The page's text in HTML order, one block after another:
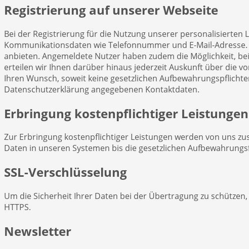
Registrierung auf unserer Webseite
Bei der Registrierung für die Nutzung unserer personalisierten
Kommunikationsdaten wie Telefonnummer und E-Mail-
anbieten. Angemeldete Nutzer haben zudem die Möglichkeit,
erteilen wir Ihnen darüber hinaus jederzeit Auskunft über die
Ihren Wunsch, soweit keine gesetzlichen
Datenschutzerklärung angegebenen Kontaktdaten.
Erbringung kostenpflichtiger Leistungen
Zur Erbringung kostenpflichtiger Leistungen werden von uns
Daten in unseren Systemen bis die gesetzlichen
SSL-Verschlüsselung
Um die Sicherheit Ihrer Daten bei der Übertragung zu
HTTPS.
Newsletter